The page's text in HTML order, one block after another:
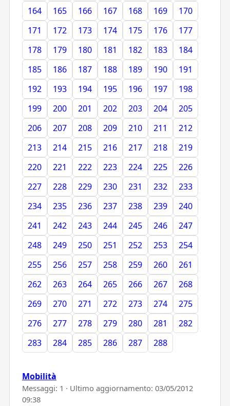
164
165 166 167 168 169
170
171
172 173 174 175 176
177
178
179 180 181 182 183
184
185
186 187 188 189 190
191
192
193 194 195 196 197
198
199
200 201 202 203 204
205
206
207 208 209 210 211
212
213
214 215 216 217 218
219
220
221 222 223 224 225
226
227
228 229 230 231 232
233
234
235 236 237 238 239
240
241
242 243 244 245 246
247
248
249 250 251 252 253
254
255
256 257 258 259 260
261
262
263 264 265 266 267
268
269
270 271 272 273 274
275
276
277 278 279 280 281
282
283
284 285 286 287 288
Mobilità
Messaggi: 1 · Ultimo aggiornamento: 03/05/2012
09:38